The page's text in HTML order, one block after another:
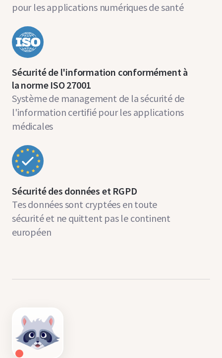
pour les applications numériques de santé
Sécurité de l'information conformément à
la norme ISO 27001
Système de management de la sécurité de
l'information certifié pour les applications
médicales
Sécurité des données et RGPD
Tes données sont cryptées en toute
sécurité et ne quittent pas le continent
européen